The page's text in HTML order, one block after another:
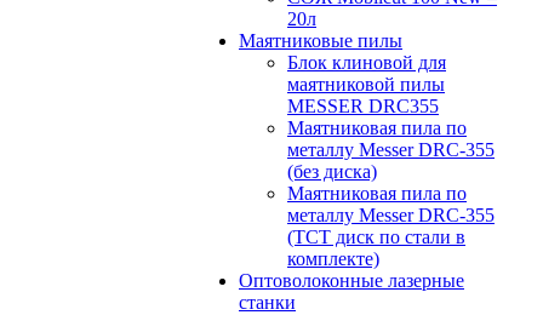
20л
Маятниковые пилы
Блок клиновой для
маятниковой пилы
MESSER DRC355
Маятниковая пила по
металлу Messer DRC-355
(без диска)
Маятниковая пила по
металлу Messer DRC-355
(ТСТ диск по стали в
комплекте)
Оптоволоконные лазерные
станки